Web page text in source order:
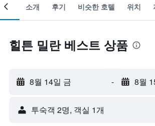
객실 소개 후기 비슷한 호텔 위치
힐튼 밀란 베스트 상품
8월 14일 금 - 8월
​투숙객 2​명, ​객실 1개